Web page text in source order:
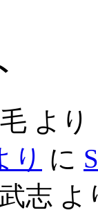
より
り に
志 よ